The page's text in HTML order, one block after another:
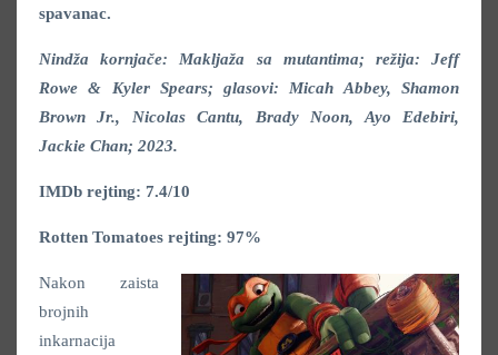
spavanac.
Nindža kornjače: Makljaža sa mutantima; režija: Jeff
Rowe & Kyler Spears; glasovi: Micah Abbey, Shamon
Brown Jr., Nicolas Cantu, Brady Noon, Ayo Edebiri,
Jackie Chan; 2023.
IMDb rejting: 7.4/10
Rotten Tomatoes rejting: 97%
Nakon zaista
brojnih
inkarnacija